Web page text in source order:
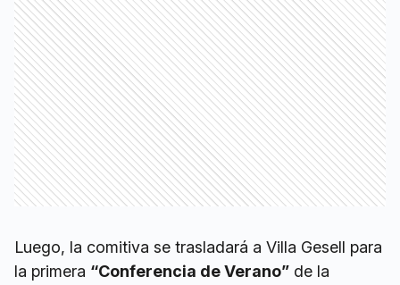
Luego, la comitiva se trasladará a Villa Gesell para
la primera “Conferencia de Verano” de la